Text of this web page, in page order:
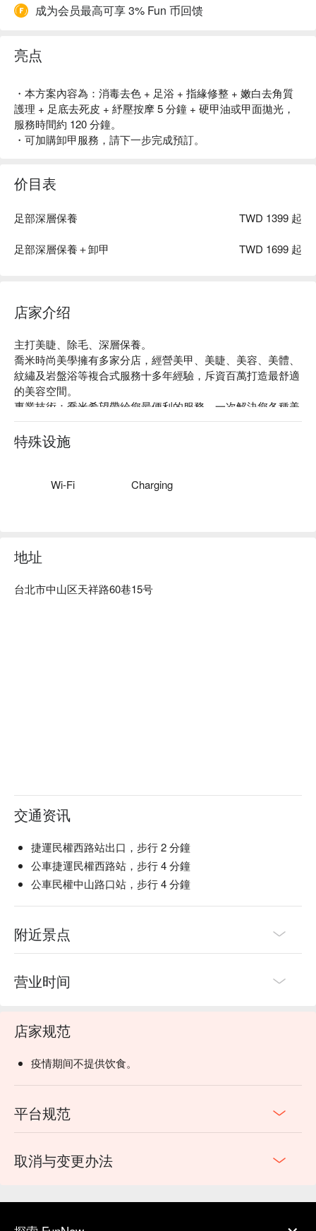
成为会员最高可享 3% Fun 币回馈
亮点
・本方案內容為：消毒去色 + 足浴 + 指緣修整 + 嫩白去角質
護理 + 足底去死皮 + 紓壓按摩 5 分鐘 + 硬甲油或甲面拋光，
服務時間約 120 分鐘。
・可加購卸甲服務，請下一步完成預訂。
价目表
足部深層保養 TWD 1399 起
足部深層保養＋卸甲 TWD 1699 起
店家介绍
主打美睫、除毛、深層保養。
喬米時尚美學擁有多家分店，經營美甲、美睫、美容、美體、
紋繡及岩盤浴等複合式服務十多年經驗，斥資百萬打造最舒適
的美容空間。
專業技術：喬米希望帶給您最便利的服務，一次解決您各種美
的需求，於是喬米募集了不同技能的專業伙伴們投入喬米時尚
美學，提供一站式的全方位照顧。
絕佳位置：位於捷運民權西路站，有晴光市場也有雙城街夜
店家故事：喬米時尚美學，是一群熱愛美學技術、為自已獨立
特殊设施
Wi-Fi Charging
地址
台北市中山区天祥路60巷15号
交通资讯
捷運民權西路站出口，步行 2 分鐘
公車捷運民權西路站，步行 4 分鐘
公車民權中山路口站，步行 4 分鐘
附近景点
营业时间
店家规范
疫情期间不提供饮食。
平台规范
取消与变更办法